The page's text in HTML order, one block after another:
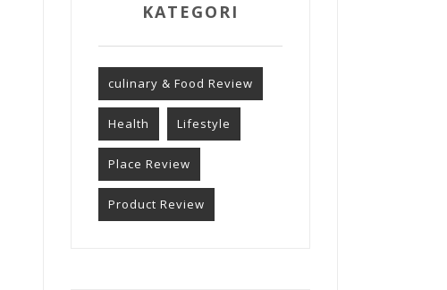
KATEGORI
culinary & Food Review
Health Lifestyle
Place Review
Product Review